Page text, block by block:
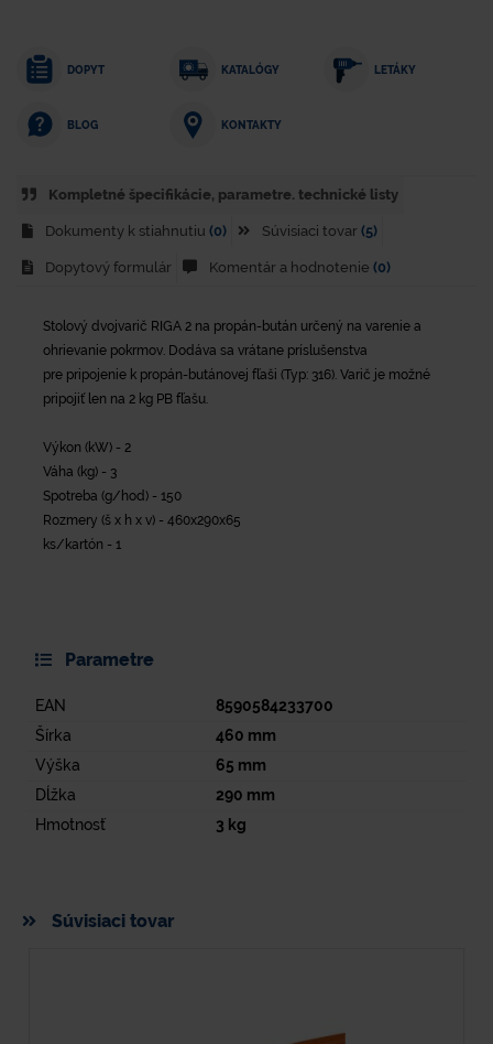
DOPYT KATALÓGY LETÁKY
BLOG KONTAKTY
Kompletné špecifikácie, parametre. technické listy
Dokumenty k stiahnutiu (0) Súvisiaci tovar (5)
Dopytový formulár Komentár a hodnotenie (0)
Stolový dvojvarič RIGA 2 na propán-bután určený na varenie a
ohrievanie pokrmov. Dodáva sa vrátane príslušenstva
pre pripojenie k propán-butánovej fľaši (Typ: 316). Varič je možné
pripojiť len na 2 kg PB fľašu.
Výkon (kW) - 2
Váha (kg) - 3
Spotreba (g/hod) - 150
Rozmery (š x h x v) - 460x290x65
ks/kartón - 1
Parametre
EAN
8590584233700
Šírka
460 mm
Výška
65 mm
Dĺžka
290 mm
Hmotnosť
3 kg
Súvisiaci tovar